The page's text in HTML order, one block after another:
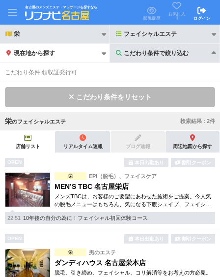
名古屋のメンズエステ・マッサージを探すなら
閲覧履歴
お気に入
り
ログイン
栄 フェイシャルエステ
現在地から探す こだわり条件で絞り込む
こだわり条件で絞り込む
初回割引あり リピーター割引あり
団体割引 ポイントカード有
キャッシュレス決済OK 領収証発行可
2名様歓迎 団体様歓迎
完全個室 半個室あり
ペアルームあり シャワー室完備
フットバスあり 岩盤浴あり
こだわり条件:領収証発行可
こだわり条件をリセット
栄のフェイシャルエステ 検索結果 : 2件
店舗リスト リアルタイム速報 ブログ速報 周辺地図から探す
OPEN 本日出勤あり 割引クーポン
栄 EPI（脱毛）、フェイスケア
MEN’S TBC 名古屋栄店
メンズTBCは、お客様のご要望にあわせた施術をご提案。今人気
の脱毛メニューはもちろん、気になる下腹シェイプ、フェイシャ
ルケア等初めての方でも安心のお得な体験コースを各種揃えてい
ます。まずはご体験下さい。
22:51 10年後の自分の為に！フェイシャル初回体験コース
OPEN 本日出勤あり 割引クーポン
栄 男のエステ
ダンディハウス 名古屋栄本店
脱毛、引き締め、フェイシャル、コリ解消等をお考えの方必見。